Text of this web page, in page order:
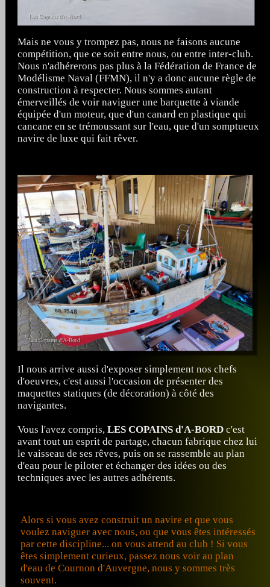
Mais ne vous y trompez pas, nous ne faisons aucune
compétition, que ce soit entre nous, ou entre inter-club.
Nous n'adhérerons pas plus à la Fédération de France de
Modélisme Naval (FFMN), il n'y a donc aucune règle de
construction à respecter. Nous sommes autant
émerveillés de voir naviguer une barquette à viande
équipée d'un moteur, que d'un canard en plastique qui
cancane en se trémoussant sur l'eau, que d'un somptueux
navire de luxe qui fait rêver.
Il nous arrive aussi d'exposer simplement nos chefs
d'oeuvres, c'est aussi l'occasion de présenter des
maquettes statiques (de décoration) à côté des
navigantes.
Vous l'avez compris, LES COPAINS d'A-BORD c'est
avant tout un esprit de partage, chacun fabrique chez lui
le vaisseau de ses rêves, puis on se rassemble au plan
d'eau pour le piloter et échanger des idées ou des
techniques avec les autres adhérents.
Alors si vous avez construit un navire et que vous
voulez naviguer avec nous, ou que vous êtes intéressés
par cette discipline... on vous attend au club ! Si vous
êtes simplement curieux, passez nous voir au plan
d'eau de Cournon d'Auvergne, nous y sommes très
souvent.